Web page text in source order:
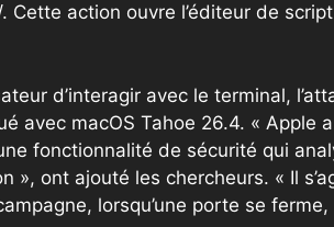
Cette action ouvre l’éditeur de
d’interagir avec le terminal,
avec macOS Tahoe 26.4. « Apple
fonctionnalité de sécurité qui
», ont ajouté les chercheurs. « Il
lorsqu’une porte se